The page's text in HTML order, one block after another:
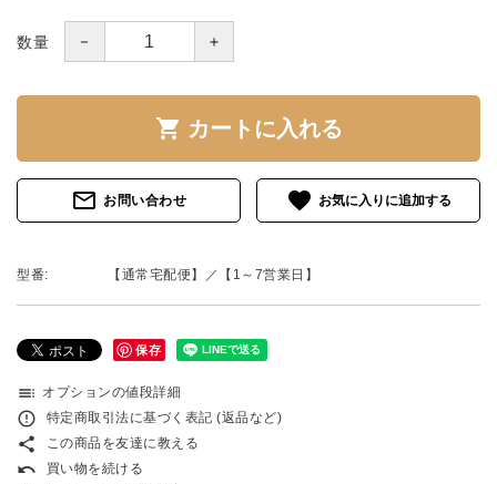
数量 － ＋
shopping_cart カートに入れる
mail_outline お問い合わせ favorite
型番: 【通常宅配便】／【1～7営業日】
保存
toc オプションの値段詳細
error_outline 特定商取引法に基づく表記 (返品など)
share この商品を友達に教える
undo 買い物を続ける